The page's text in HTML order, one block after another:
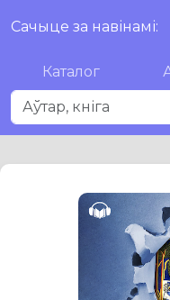
Сачыце за навінамі:
Каталог